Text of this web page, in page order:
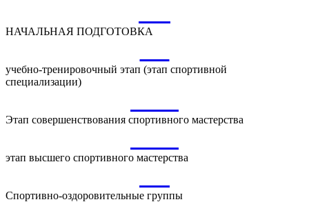
НАЧАЛЬНАЯ ПОДГОТОВКА
учебно-тренировочный этап (этап спортивной
специализации)
Этап совершенствования спортивного мастерства
этап высшего спортивного мастерства
Спортивно-оздоровительные группы